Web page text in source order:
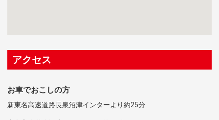
アクセス
お車でおこしの方
新東名高速道路長泉沼津インターより約25分